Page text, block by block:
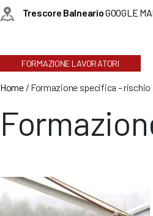
Trescore BalnearioGOOGLE
FORMAZIONE LAVORATORI
Home/ Formazione specifica – rischio